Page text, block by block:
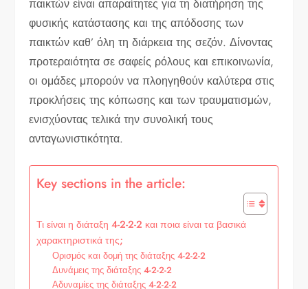
παικτών είναι απαραίτητες για τη διατήρηση της
φυσικής κατάστασης και της απόδοσης των
παικτών καθ’ όλη τη διάρκεια της σεζόν. Δίνοντας
προτεραιότητα σε σαφείς ρόλους και επικοινωνία,
οι ομάδες μπορούν να πλοηγηθούν καλύτερα στις
προκλήσεις της κόπωσης και των τραυματισμών,
ενισχύοντας τελικά την συνολική τους
ανταγωνιστικότητα.
Key sections in the article:
Τι είναι η διάταξη 4-2-2-2 και ποια είναι τα βασικά
χαρακτηριστικά της;
Ορισμός και δομή της διάταξης 4-2-2-2
Δυνάμεις της διάταξης 4-2-2-2
Αδυναμίες της διάταξης 4-2-2-2